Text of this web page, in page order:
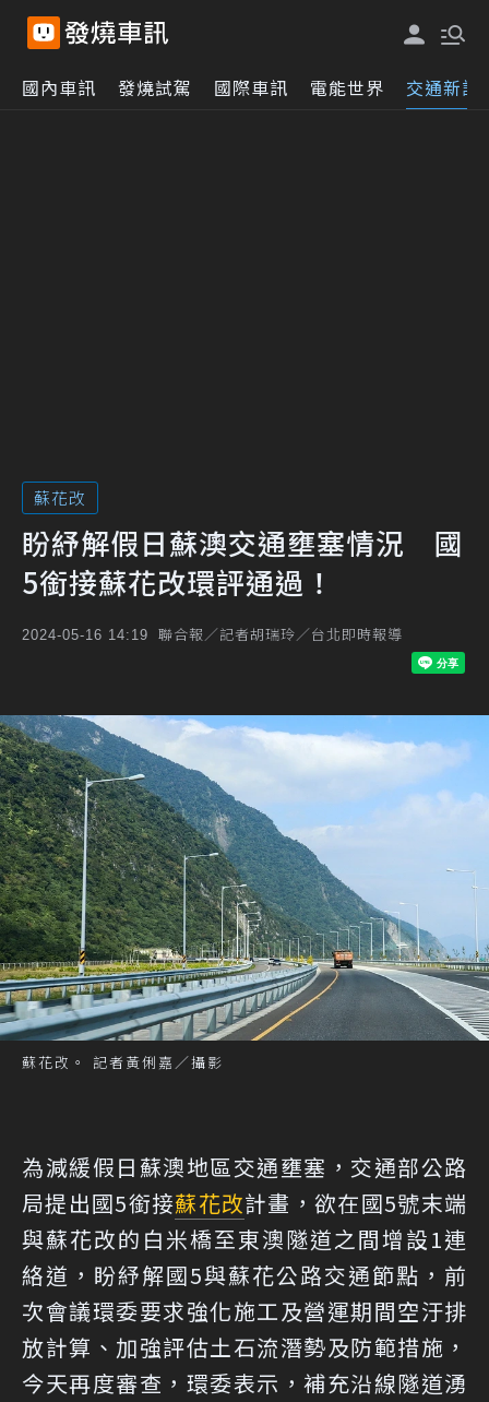
國內車訊 發燒試駕 國際車訊 電能世界 交通新訊
蘇花改
盼紓解假日蘇澳交通壅塞情況 國
5銜接蘇花改環評通過！
2024-05-16 14:19 聯合報／記者胡瑞玲／台北即時報導
蘇花改。 記者黃俐嘉／攝影
為減緩假日蘇澳地區交通壅塞，交通部公路
局提出國5銜接蘇花改計畫，欲在國5號末端
與蘇花改的白米橋至東澳隧道之間增設1連
絡道，盼紓解國5與蘇花公路交通節點，前
次會議環委要求強化施工及營運期間空汙排
放計算、加強評估土石流潛勢及防範措施，
今天再度審查，環委表示，補充沿線隧道湧